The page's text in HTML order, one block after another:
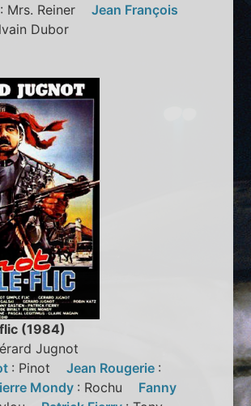
: Mrs. ReinerJean François
Dubor
(1984)
Jugnot
: PinotJean Rougerie :
Mondy : Rochu Fanny